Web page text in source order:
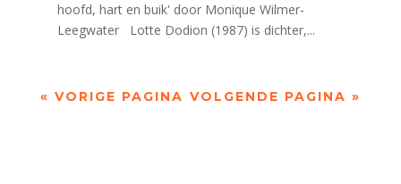
hoofd, hart en buik' door Monique Wilmer-
Leegwater Lotte Dodion (1987) is dichter,...
« VORIGE PAGINA VOLGENDE PAGINA »